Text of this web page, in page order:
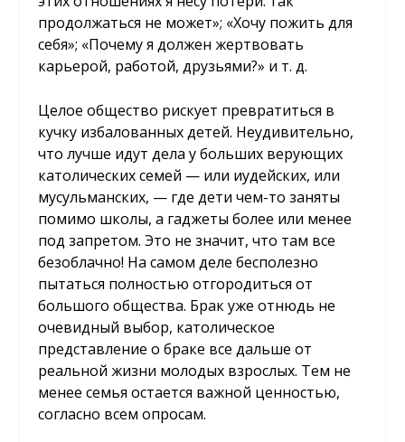
продолжаться не может»; «Хочу пожить для
себя»; «Почему я должен жертвовать
карьерой, работой, друзьями?» и т. д.
Целое общество рискует превратиться в
кучку избалованных детей. Неудивительно,
что лучше идут дела у больших верующих
католических семей — или иудейских, или
мусульманских, — где дети чем-то заняты
помимо школы, а гаджеты более или менее
под запретом. Это не значит, что там все
безоблачно! На самом деле бесполезно
пытаться полностью отгородиться от
большого общества. Брак уже отнюдь не
очевидный выбор, католическое
представление о браке все дальше от
реальной жизни молодых взрослых. Тем не
менее семья остается важной ценностью,
согласно всем опросам.